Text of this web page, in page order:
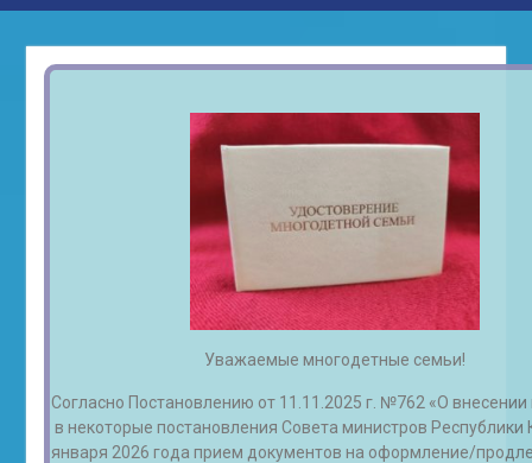
Уважаемые многодетные семьи!
Согласно Постановлению от 11.11.2025 г. №762 «О
в некоторые постановления Совета министров Республики
января 2026 года прием документов на оформление/